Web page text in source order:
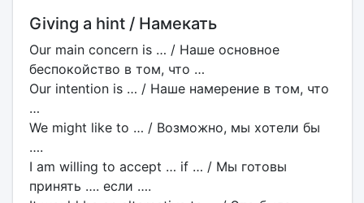
Giving a hint / Намекать
Our main concern is … / Наше основное
беспокойство в том, что …
Our intention is … / Наше намерение в том, что
…
We might like to … / Возможно, мы хотели бы
….
I am willing to accept … if … / Мы готовы
принять …. если ….